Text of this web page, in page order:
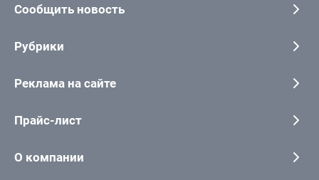
Сообщить новость
Рубрики
Реклама на сайте
Прайс-лист
О компании